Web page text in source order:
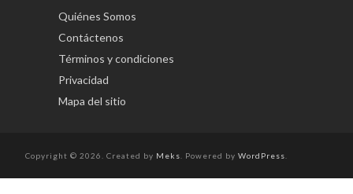
Quiénes Somos
Contáctenos
Términos y condiciones
Privacidad
Mapa del sitio
Copyright © 2026. Created by Meks . Powered by WordPress